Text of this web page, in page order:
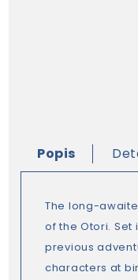
Popis
The long-
of the Otori.
previous
characters at